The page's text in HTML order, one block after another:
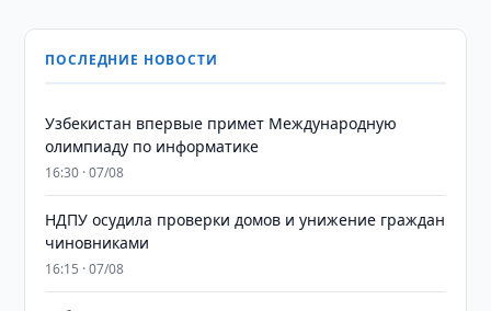
ПОСЛЕДНИЕ НОВОСТИ
Узбекистан впервые примет Международную
олимпиаду по информатике
16:30 · 07/08
НДПУ осудила проверки домов и унижение граждан
чиновниками
16:15 · 07/08